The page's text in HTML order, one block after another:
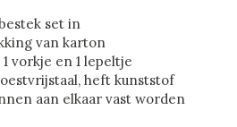
set in
van karton
1 vorkje en 1 lepeltje
heft kunststof
aan elkaar vast worden